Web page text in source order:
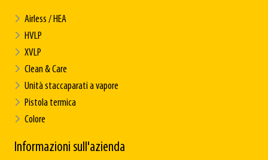
Airless / HEA
HVLP
XVLP
Clean & Care
Unità staccaparati a vapore
Pistola termica
Colore
Informazioni sull'azienda